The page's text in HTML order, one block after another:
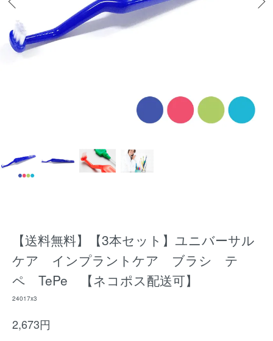
【送料無料】【3本セット】ユニバーサル
ケア インプラントケア ブラシ テ
ペ TePe 【ネコポス配送可】
24017x3
2,673円